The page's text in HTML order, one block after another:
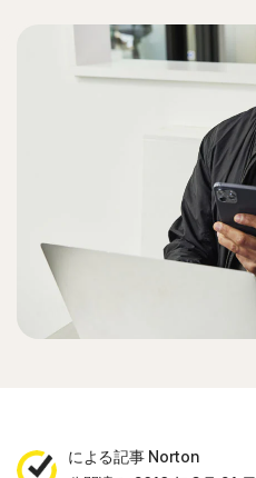
による記事 Norton